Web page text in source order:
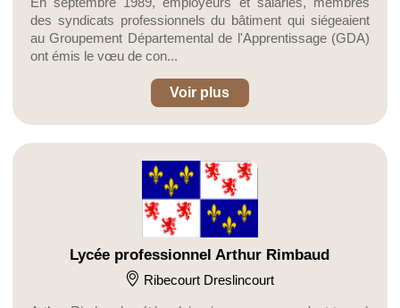
des syndicats professionnels du bâtiment qui siégeaient
au Groupement Départemental de l'Apprentissage (GDA)
ont émis le vœu de con...
Voir plus
Lycée professionnel Arthur Rimbaud
Ribecourt Dreslincourt